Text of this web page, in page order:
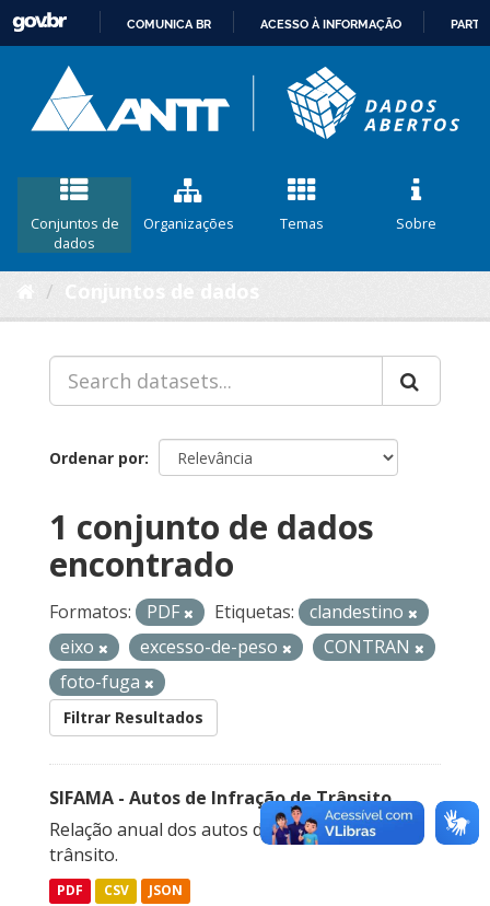
CONTEÚDO
COMUNICA BR ACESSO À INFORMAÇÃO
Conjuntos de
dados
Organizações Temas Sobre
Ordenar por
1 conjunto de dados
encontrado
Formatos: PDF Etiquetas:
clandestino
eixo
excesso-de-peso
CONTRAN
foto-fuga
Filtrar Resultados
SIFAMA - Autos de Infração de Trânsito
Relação anual dos autos de infração de
trânsito.
PDF CSV JSON